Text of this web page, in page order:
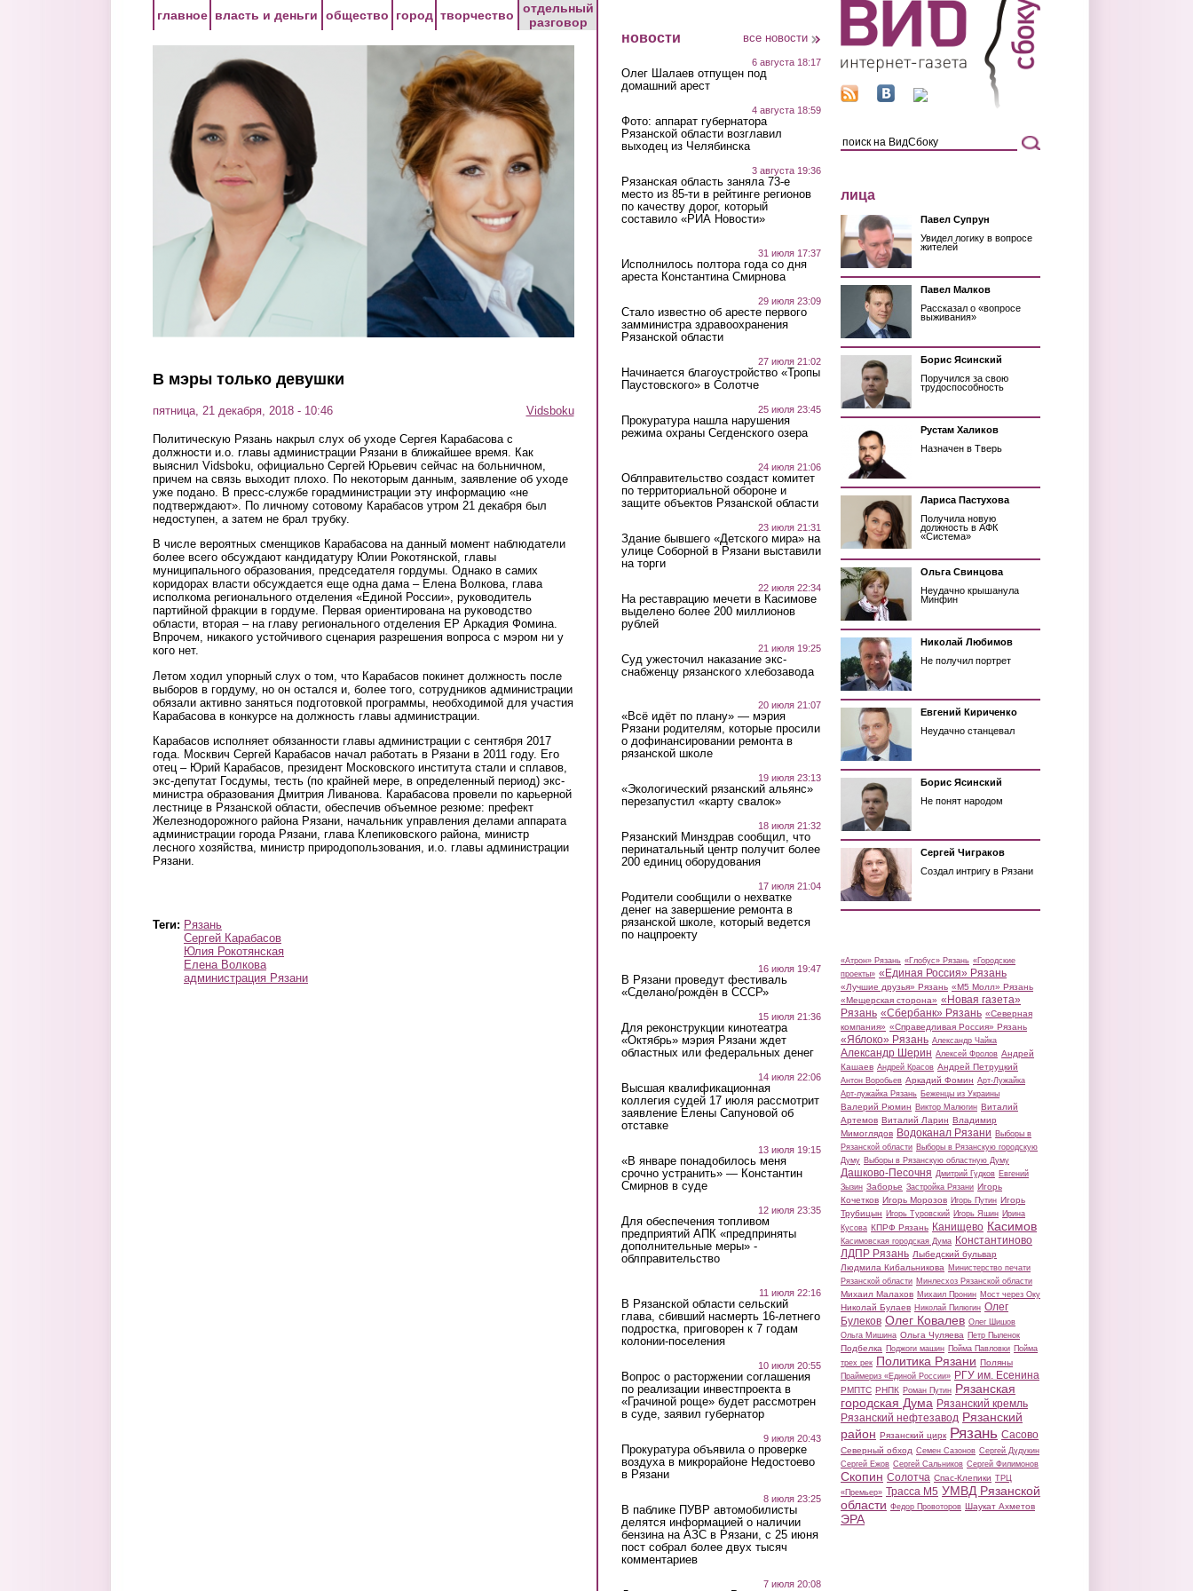
главное власть и деньги общество город творчество
отдельный
разговор
В мэры только девушки
пятница, 21 декабря, 2018 - 10:46 Vidsboku
Политическую Рязань накрыл слух об уходе Сергея Карабасова с
должности и.о. главы администрации Рязани в ближайшее время. Как
выяснил Vidsboku, официально Сергей Юрьевич сейчас на больничном,
причем на связь выходит плохо. По некоторым данным, заявление об уходе
уже подано. В пресс-службе горадминистрации эту информацию «не
подтверждают». По личному сотовому Карабасов утром 21 декабря был
недоступен, а затем не брал трубку.
В числе вероятных сменщиков Карабасова на данный момент наблюдатели
более всего обсуждают кандидатуру Юлии Рокотянской, главы
муниципального образования, председателя гордумы. Однако в самих
коридорах власти обсуждается еще одна дама – Елена Волкова, глава
исполкома регионального отделения «Единой России», руководитель
партийной фракции в гордуме. Первая ориентирована на руководство
области, вторая – на главу регионального отделения ЕР Аркадия Фомина.
Впрочем, никакого устойчивого сценария разрешения вопроса с мэром ни у
кого нет.
Летом ходил упорный слух о том, что Карабасов покинет должность после
выборов в гордуму, но он остался и, более того, сотрудников администрации
обязали активно заняться подготовкой программы, необходимой для участия
Карабасова в конкурсе на должность главы администрации.
Карабасов исполняет обязанности главы администрации с сентября 2017
года. Москвич Сергей Карабасов начал работать в Рязани в 2011 году. Его
отец – Юрий Карабасов, президент Московского института стали и сплавов,
экс-депутат Госдумы, тесть (по крайней мере, в определенный период) экс-
министра образования Дмитрия Ливанова. Карабасова провели по карьерной
лестнице в Рязанской области, обеспечив объемное резюме: префект
Железнодорожного района Рязани, начальник управления делами аппарата
администрации города Рязани, глава Клепиковского района, министр
лесного хозяйства, министр природопользования, и.о. главы администрации
Рязани.
Теги: Рязань
Сергей Карабасов
Юлия Рокотянская
Елена Волкова
администрация Рязани
новости все новости
6 августа 18:17
Олег Шалаев отпущен под
домашний арест
4 августа 18:59
Фото: аппарат губернатора
Рязанской области возглавил
выходец из Челябинска
3 августа 19:36
Рязанская область заняла 73-е
место из 85-ти в рейтинге регионов
по качеству дорог, который
составило «РИА Новости»
31 июля 17:37
Исполнилось полтора года со дня
ареста Константина Смирнова
29 июля 23:09
Стало известно об аресте первого
замминистра здравоохранения
Рязанской области
27 июля 21:02
Начинается благоустройство «Тропы
Паустовского» в Солотче
25 июля 23:45
Прокуратура нашла нарушения
режима охраны Сегденского озера
24 июля 21:06
Облправительство создаст комитет
по территориальной обороне и
защите объектов Рязанской области
23 июля 21:31
Здание бывшего «Детского мира» на
улице Соборной в Рязани выставили
на торги
22 июля 22:34
На реставрацию мечети в Касимове
выделено более 200 миллионов
рублей
21 июля 19:25
Суд ужесточил наказание экс-
снабженцу рязанского хлебозавода
20 июля 21:07
«Всё идёт по плану» — мэрия
Рязани родителям, которые просили
о дофинансировании ремонта в
рязанской школе
19 июля 23:13
«Экологический рязанский альянс»
перезапустил «карту свалок»
18 июля 21:32
Рязанский Минздрав сообщил, что
перинатальный центр получит более
200 единиц оборудования
17 июля 21:04
Родители сообщили о нехватке
денег на завершение ремонта в
рязанской школе, который ведется
по нацпроекту
16 июля 19:47
В Рязани проведут фестиваль
«Сделано/рождён в СССР»
15 июля 21:36
Для реконструкции кинотеатра
«Октябрь» мэрия Рязани ждет
областных или федеральных денег
14 июля 22:06
Высшая квалификационная
коллегия судей 17 июля рассмотрит
заявление Елены Сапуновой об
отставке
13 июля 19:15
«В январе понадобилось меня
срочно устранить» — Константин
Смирнов в суде
12 июля 23:35
Для обеспечения топливом
предприятий АПК «предприняты
дополнительные меры» -
облправительство
11 июля 22:16
В Рязанской области сельский
глава, сбивший насмерть 16-летнего
подростка, приговорен к 7 годам
колонии-поселения
10 июля 20:55
Вопрос о расторжении соглашения
по реализации инвестпроекта в
«Грачиной роще» будет рассмотрен
в суде, заявил губернатор
9 июля 20:43
Прокуратура объявила о проверке
воздуха в микрорайоне Недостоево
в Рязани
8 июля 23:25
В паблике ПУВР автомобилисты
делятся информацией о наличии
бензина на АЗС в Рязани, с 25 июня
пост собрал более двух тысяч
комментариев
7 июля 20:08
лица
Павел Супрун
Увидел логику в вопросе
жителей
Павел Малков
Рассказал о «вопросе
выживания»
Борис Ясинский
Поручился за свою
трудоспособность
Рустам Халиков
Назначен в Тверь
Лариса Пастухова
Получила новую
должность в АФК
«Система»
Ольга Свинцова
Неудачно крышанула
Минфин
Николай Любимов
Не получил портрет
Евгений Кириченко
Неудачно станцевал
Борис Ясинский
Не понят народом
Сергей Чиграков
Создал интригу в Рязани
«Атрон» Рязань «Глобус» Рязань «Городские
проекты» «Единая Россия» Рязань
«Лучшие друзья» Рязань «М5 Молл» Рязань
«Мещерская сторона» «Новая газета»
Рязань «Сбербанк» Рязань «Северная
компания» «Справедливая Россия» Рязань
«Яблоко» Рязань Александр Чайка
Александр Шерин Алексей Фролов Андрей
Кашаев Андрей Красов Андрей Петруцкий
Антон Воробьев Аркадий Фомин Арт-Лужайка
Арт-лужайка Рязань Беженцы из Украины
Валерий Рюмин Виктор Малюгин Виталий
Артемов Виталий Ларин Владимир
Мимоглядов Водоканал Рязани Выборы в
Рязанской области Выборы в Рязанскую городскую
Думу Выборы в Рязанскую областную Думу
Дашково-Песочня Дмитрий Гудков Евгений
Зызин Заборье Застройка Рязани Игорь
Кочетков Игорь Морозов Игорь Путин Игорь
Трубицын Игорь Туровский Игорь Яшин Ирина
Кусова КПРФ Рязань Канищево Касимов
Касимовская городская Дума Константиново
ЛДПР Рязань Лыбедский бульвар
Людмила Кибальникова Министерство печати
Рязанской области Минлесхоз Рязанской области
Михаил Малахов Михаил Пронин Мост через Оку
Николай Булаев Николай Пилюгин Олег
Булеков Олег Ковалев Олег Шишов
Ольга Мишина Ольга Чуляева Петр Пыленок
Подбелка Поджоги машин Пойма Павловки Пойма
трех рек Политика Рязани Поляны
Праймериз «Единой России» РГУ им. Есенина
РМПТС РНПК Роман Путин Рязанская
городская Дума Рязанский кремль
Рязанский нефтезавод Рязанский
район Рязанский цирк Рязань Сасово
Северный обход Семен Сазонов Сергей Дудукин
Сергей Ежов Сергей Сальников Сергей Филимонов
Скопин Солотча Спас-Клепики ТРЦ
«Премьер» Трасса М5 УМВД Рязанской
области Федор Провоторов Шаукат Ахметов
ЭРА